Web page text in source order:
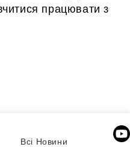
працювати з
Всі Новини